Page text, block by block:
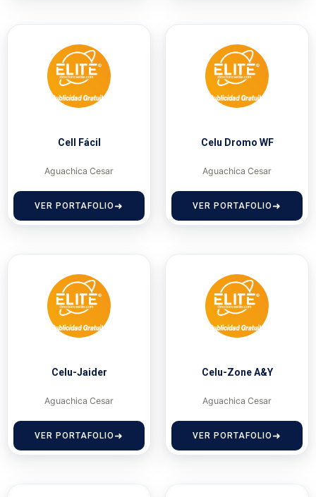
Cell Fácil
Aguachica Cesar
VER PORTAFOLIO
Celu Dromo WF
Aguachica Cesar
VER PORTAFOLIO
Celu-Jaider
Aguachica Cesar
VER PORTAFOLIO
Celu-Zone A&Y
Aguachica Cesar
VER PORTAFOLIO